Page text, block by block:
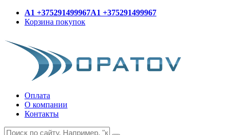
A1 +375291499967A1 +375291499967
Корзина покупок
Оплата
О компании
Контакты